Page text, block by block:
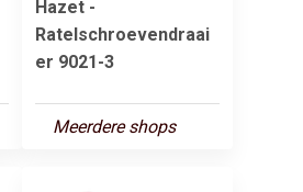
Hazet -
Ratelschroevendraai
er 9021-3
Meerdere shops